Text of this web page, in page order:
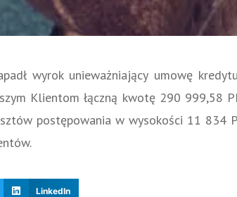
wyrok unieważniający umowę
Klientom łączną kwotę 290 999,58
postępowania w wysokości 11 834
LinkedIn